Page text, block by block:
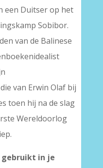
een Duitser op het
Sobibor.
van de Balinese
van Erwin Olaf bij
toen hij na de slag
Wereldoorlog
gebruikt in je